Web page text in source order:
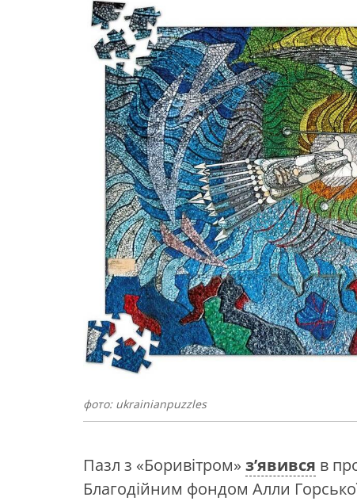
фото: ukrainianpuzzles
Пазл з «Боривітром» з’явився в
Благодійним фондом Алли